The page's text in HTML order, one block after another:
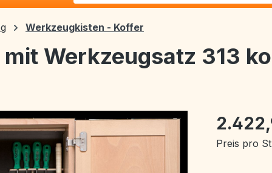
Werkzeugkisten - Koffer
Werkzeugsatz 313
Preis pro